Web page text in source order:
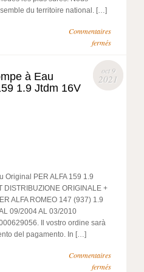
du territoire national. […]
Commentaires
fermés
oct 9
2021
à Eau
1.9 Jtdm 16V
Original PER ALFA 159 1.9
DISTRIBUZIONE ORIGINALE +
ALFA ROMEO 147 (937) 1.9
09/2004 AL 03/2010
Il vostro ordine sarà
del pagamento. In […]
Commentaires
fermés